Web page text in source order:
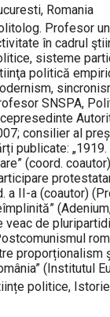
Romania
Profesor
în cadrul
sisteme
politică
SNSPA,
consilier al
publicate:
(coord.
a II-a (coautor)
veac de
proporționalism
(Institutul
politice,